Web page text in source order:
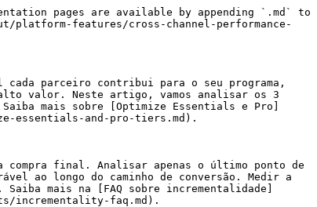
pages are available by appending `.md` to
features/cross-channel-performance-
parceiro contribui para o seu programa,
alto valor. Neste artigo, vamos analisar os 3
mais sobre [Optimize Essentials e Pro]
essentials-and-pro-tiers.md).
final. Analisar apenas o último ponto de
ao longo do caminho de conversão. Medir a
mais na [FAQ sobre incrementalidade]
incrementality-faq.md).